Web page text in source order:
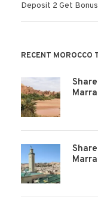
Deposit 2 Get
RECENT MOROCCO